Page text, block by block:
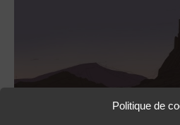
Politique de